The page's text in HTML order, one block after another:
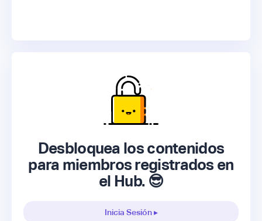
Desbloquea los contenidos
para miembros registrados en
el Hub. 😎
Inicia Sesión ▸